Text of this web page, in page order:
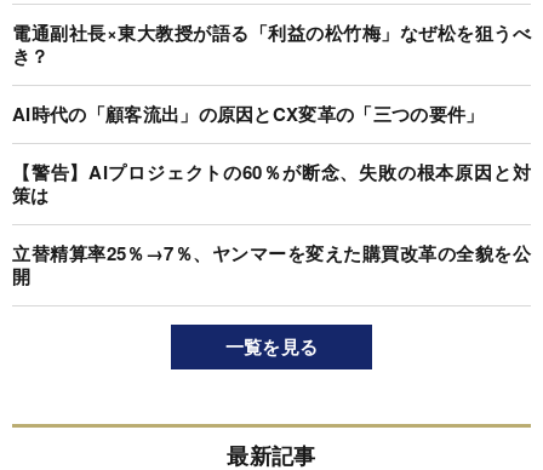
電通副社長×東大教授が語る「利益の松竹梅」なぜ松を狙うべ
き？
AI時代の「顧客流出」の原因とCX変革の「三つの要件」
【警告】AIプロジェクトの60％が断念、失敗の根本原因と対
策は
立替精算率25％→7％、ヤンマーを変えた購買改革の全貌を公
開
一覧を見る
最新記事